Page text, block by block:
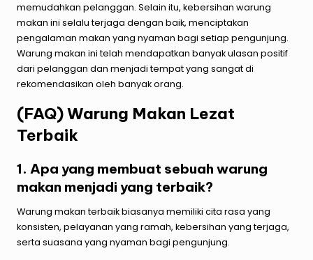
memudahkan pelanggan. Selain itu, kebersihan warung
makan ini selalu terjaga dengan baik, menciptakan
pengalaman makan yang nyaman bagi setiap pengunjung.
Warung makan ini telah mendapatkan banyak ulasan positif
dari pelanggan dan menjadi tempat yang sangat di
rekomendasikan oleh banyak orang.
(FAQ) Warung Makan Lezat
Terbaik
1. Apa yang membuat sebuah warung
makan menjadi yang terbaik?
Warung makan terbaik biasanya memiliki cita rasa yang
konsisten, pelayanan yang ramah, kebersihan yang terjaga,
serta suasana yang nyaman bagi pengunjung.